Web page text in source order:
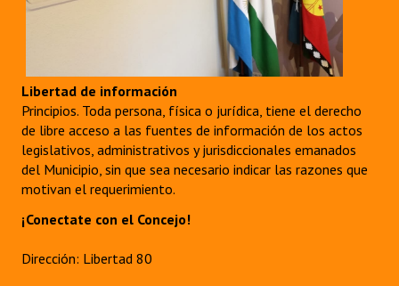
Libertad de información
Principios. Toda persona, física o jurídica, tiene el derecho
de libre acceso a las fuentes de información de los actos
legislativos, administrativos y jurisdiccionales emanados
del Municipio, sin que sea necesario indicar las razones que
motivan el requerimiento.
¡Conectate con el Concejo!
Dirección: Libertad 80